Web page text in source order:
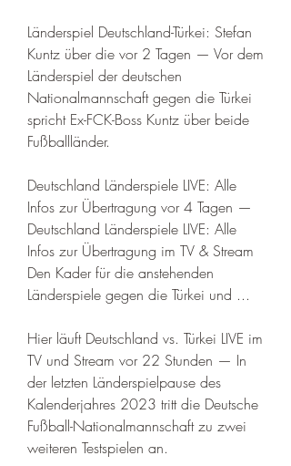
Länderspiel Deutschland-Türkei: Stefan
Kuntz über die vor 2 Tagen — Vor dem
Länderspiel der deutschen
Nationalmannschaft gegen die Türkei
spricht Ex-FCK-Boss Kuntz über beide
Fußballländer.
Deutschland Länderspiele LIVE: Alle
Infos zur Übertragung vor 4 Tagen —
Deutschland Länderspiele LIVE: Alle
Infos zur Übertragung im TV & Stream
Den Kader für die anstehenden
Länderspiele gegen die Türkei und ...
Hier läuft Deutschland vs. Türkei LIVE im
TV und Stream vor 22 Stunden — In
der letzten Länderspielpause des
Kalenderjahres 2023 tritt die Deutsche
Fußball-Nationalmannschaft zu zwei
weiteren Testspielen an.